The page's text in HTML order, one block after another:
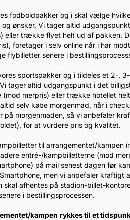
fodboldpakker og i skal vælge
ønsker. Vi tager altid
eller trække flyet helt ud af pakken.
foretager i selv online når i har
flybilletter senere i
sportspakker og i tildeles et 2-,
tager altid udgangspunkt i det
merpris) eller trække hotellet
selv købe morgenmad, når i
på morgenmaden, så vi anbefaler
for at vurdere pris og kvalitet.
til arrangementet/kampen
entré-/kampbilletterne (mod
på mail senest dagen før
men vi anbefaler kraftigt
skal afhentes på stadion-billet-
i bestillingsprocessen.
kampen rykkes til et